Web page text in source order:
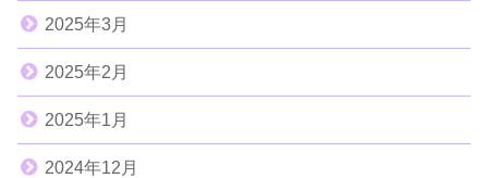
2025年3月
2025年2月
2025年1月
2024年12月